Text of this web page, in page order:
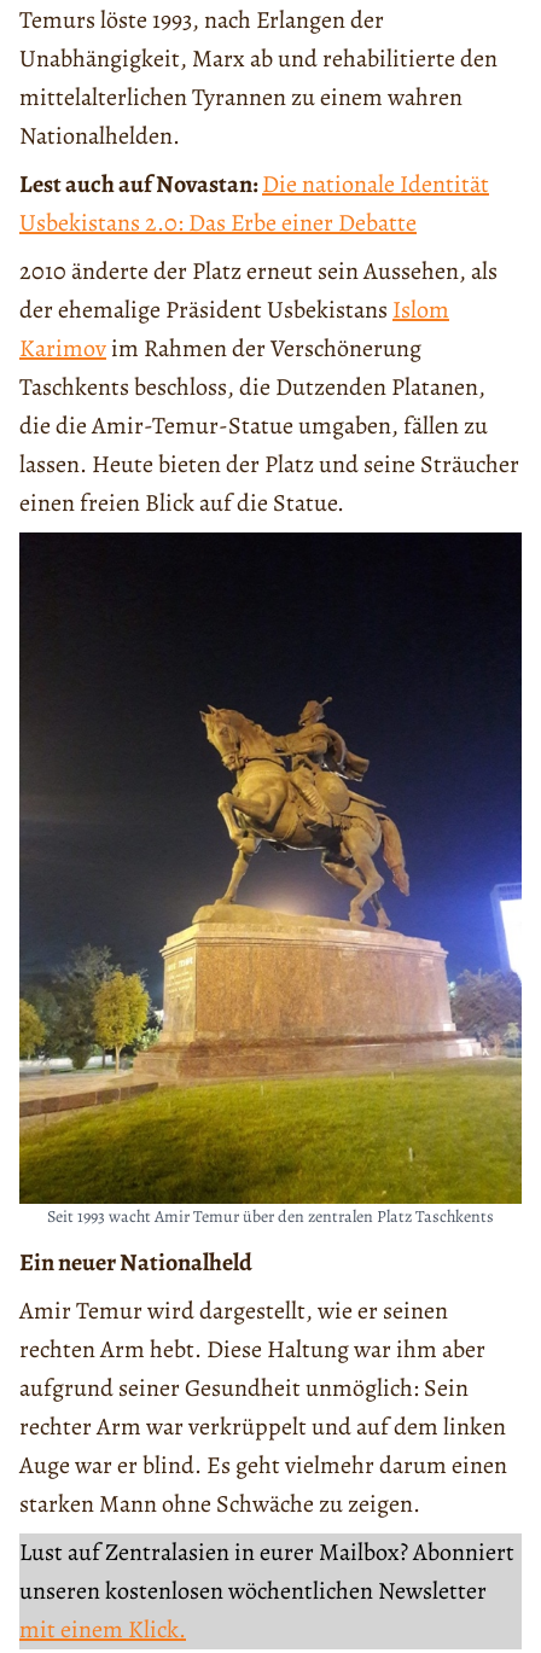
Temurs löste 1993, nach Erlangen der
Unabhängigkeit, Marx ab und rehabilitierte den
mittelalterlichen Tyrannen zu einem wahren
Nationalhelden.
Lest auch auf Novastan:Die nationale Identität
Usbekistans 2.0: Das Erbe einer Debatte
2010 änderte der Platz erneut sein Aussehen, als
der ehemalige Präsident Usbekistans Islom
Karimovim Rahmen der Verschönerung
Taschkents beschloss, die Dutzenden Platanen,
die die Amir-Temur-Statue umgaben, fällen zu
lassen. Heute bieten der Platz und seine Sträucher
einen freien Blick auf die Statue.
Seit 1993 wacht Amir Temur über den zentralen Platz Taschkents
Ein neuer Nationalheld
Amir Temur wird dargestellt, wie er seinen
rechten Arm hebt. Diese Haltung war ihm aber
aufgrund seiner Gesundheit unmöglich: Sein
rechter Arm war verkrüppelt und auf dem linken
Auge war er blind. Es geht vielmehr darum einen
starken Mann ohne Schwäche zu zeigen.
Lust auf Zentralasien in eurer Mailbox? Abonniert
unseren kostenlosen wöchentlichen Newsletter
mit einem Klick.